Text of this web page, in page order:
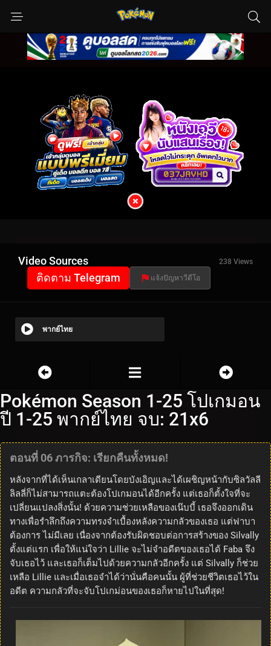
Video Sources 238 Views
ติดตาม Telegram แจ้งปัญหาวีดีโอ
พากย์ไทย
Pokémon Season 1-25 โปเกมอน
ปี 1-25 พากย์ไทย จบ: 21x6
ตอนที่ 06 ภารกิจ: เรียกคืนทั้งหมด!
หลังจากที่ได้เห็นเกลาเดียนโดยบังเอิญและได้เผชิญหน้ากับซิลวัลลี
ลิลลี่ก็ไม่สามารถแตะต้องโปเกมอนได้อีกครั้ง แต่เธอก็ตั้งใจที่จะ
เปลี่ยนแปลงสิ่งนั้น! ด้วยความช่วยเหลือของเน๊บบี้ เธอจึงออกเดิน
ทางเพื่อรำลึกถึงความทรงจำเบื้องหลังความกลัวของเธอ แต่ฟาบา
ต้องการ ไม่มีเลย เนื่องจากต้องรับผิดชอบต่อการสร้างของ Silvally
ตั้งแต่แรก เพื่อให้แน่ใจว่า Lillie จะไม่จำอดีตของเธอได้ Faba จึง
จับเธอไว้ และเธอก็เต็มไปด้วยความกลัวอีกครั้ง แต่ Silvally ก็ช่วย
เหลือ Lillie และเมื่อเธอจำได้ว่านั่นคือคนนั้น ผู้ที่ช่วยชีวิตเธอไว้ใน
อดีต ความกลัวที่จะจับโปเกม่อนของเธอก็หายไปในที่สุด!